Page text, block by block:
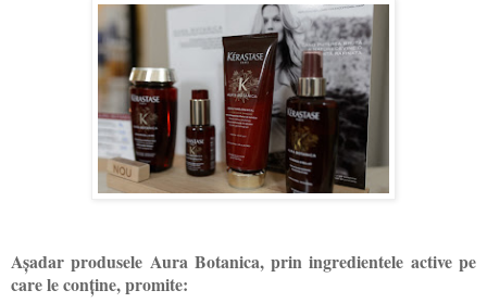
Așadar produsele Aura Botanica, prin ingredientele active pe
care le conține, promite: